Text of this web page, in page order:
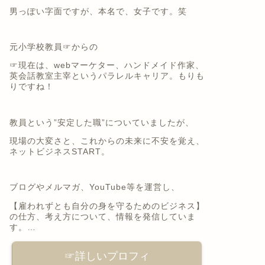
男っぽい字面ですが、本名で、女子です。笑
元小学校教員☞からの
☞現在は、webマーケター、ハンドメイド作家、
英会話教室主宰というパラレルキャリア。
もりも
りですね！
教員という”安定した職”についていましたが、
現場の大変さと、これからの未来に不安を覚え、
ネットビジネスSTART。
ブログやメルマガ、YouTube等を運営し、
【雇われずとも自分の身を守るためのビジネス】
の仕方、考え方について、情報を発信していま
す。…
☞詳しいプロフィ